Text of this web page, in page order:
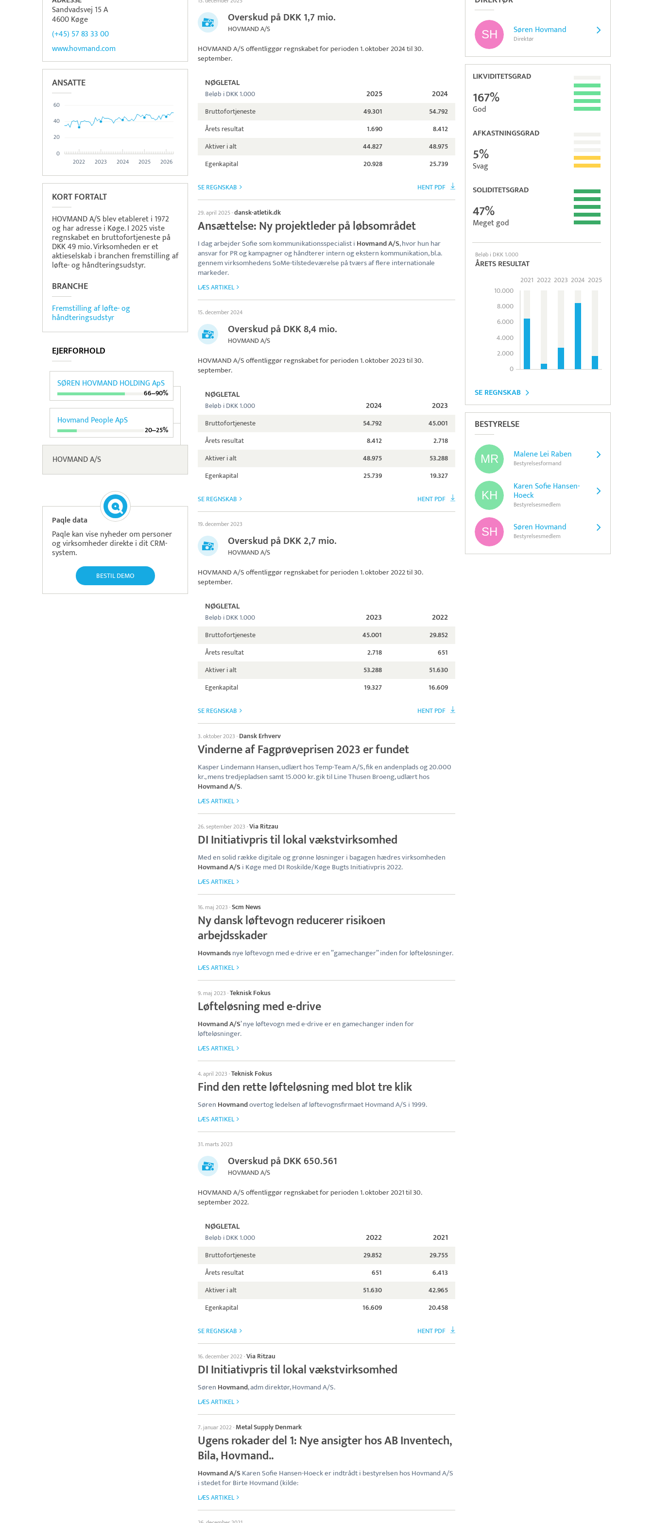
Søren Hovmand
Direktør
LIKVIDITETSGRAD
167%
God
AFKASTNINGSGRAD
5%
Svag
SOLIDITETSGRAD
47%
Meget god
Beløb i DKK 1.000
ÅRETS RESULTAT
10.000
8.000
6.000
4.000
2.000
0
2021 2022 2023 2024 2025
SE REGNSKAB
BESTYRELSE
Malene Lei Raben
Bestyrelsesformand
Karen Sofie Hansen-
Hoeck
Bestyrelsesmedlem
Søren Hovmand
Bestyrelsesmedlem
Sandvadsvej 15 A
4600 Køge
(+45) 57 83 33 00
www.hovmand.com
ANSATTE
2022 2023 2024 2025 2026
0
20
40
60
KORT FORTALT
HOVMAND A/S blev etableret i 1972
og har adresse i Køge. I 2025 viste
regnskabet en bruttofortjeneste på
DKK 49 mio. Virksomheden er et
aktieselskab i branchen fremstilling af
løfte- og håndteringsudstyr.
BRANCHE
Fremstilling af løfte- og
håndteringsudstyr
EJERFORHOLD
SØREN HOVMAND HOLDING ApS
66‒90%
Hovmand People ApS
20‒25%
HOVMAND A/S
Paqle data
Paqle kan vise nyheder om personer
og virksomheder direkte i dit CRM-
system.
BESTIL DEMO
Overskud på DKK 1,7 mio.
HOVMAND A/S
HOVMAND A/Soffentliggør regnskabet for perioden 1. oktober 2024 til 30.
september.
NØGLETAL
Beløb i DKK 1.000 2025 2024
Bruttofortjeneste 49.301
54.792
Årets resultat
1.690
8.412
Aktiver i alt
44.827
48.975
Egenkapital
20.928 25.739
SE REGNSKAB HENT PDF
29. april 2025·dansk-atletik.dk
Ansættelse: Ny projektleder på løbsområdet
I dag arbejder Sofie som kommunikationsspecialist i Hovmand A/S, hvor hun har
ansvar for PR og kampagner og håndterer intern og ekstern kommunikation, bl.a.
gennem virksomhedens SoMe-tilstedeværelse på tværs af flere internationale
markeder.
LÆS ARTIKEL
15. december 2024
Overskud på DKK 8,4 mio.
HOVMAND A/S
HOVMAND A/Soffentliggør regnskabet for perioden 1. oktober 2023 til 30.
september.
NØGLETAL
Beløb i DKK 1.000 2024 2023
Bruttofortjeneste 54.792
45.001
Årets resultat
8.412
2.718
Aktiver i alt
48.975
53.288
Egenkapital
25.739 19.327
SE REGNSKAB HENT PDF
19. december 2023
Overskud på DKK 2,7 mio.
HOVMAND A/S
HOVMAND A/Soffentliggør regnskabet for perioden 1. oktober 2022 til 30.
september.
NØGLETAL
Beløb i DKK 1.000 2023 2022
Bruttofortjeneste 45.001
29.852
Årets resultat
2.718
651
Aktiver i alt
53.288
51.630
Egenkapital
19.327 16.609
SE REGNSKAB HENT PDF
3. oktober 2023 · Dansk Erhverv
Vinderne af Fagprøveprisen 2023 er fundet
Kasper Lindemann Hansen, udlært hos Temp-Team A/S, fik en andenplads og 20.000
kr., mens tredjepladsen samt 15.000 kr. gik til Line Thusen Broeng, udlært hos
Hovmand A/S.
LÆS ARTIKEL
26. september 2023 ·Via Ritzau
DI Initiativpris til lokal vækstvirksomhed
Med en solid række digitale og grønne løsninger i bagagen hædres virksomheden
Hovmand A/Si Køge med DI Roskilde/Køge Bugts Initiativpris 2022.
LÆS ARTIKEL
16. maj 2023 ·Scm News
Ny dansk løftevogn reducerer risikoen
arbejdsskader
Hovmandsnye løftevogn med e-drive er en ”gamechanger” inden for løfteløsninger.
LÆS ARTIKEL
9. maj 2023 ·Teknisk Fokus
Løfteløsning med e-drive
Hovmand A/S’ nye løftevogn med e-drive er en gamechanger inden for
løfteløsninger.
LÆS ARTIKEL
4. april 2023 ·Teknisk Fokus
Find den rette løfteløsning med blot tre klik
Søren Hovmandovertog ledelsen af løftevognsfirmaet Hovmand A/S i 1999.
LÆS ARTIKEL
31. marts 2023
Overskud på DKK 650.561
HOVMAND A/S
HOVMAND A/Soffentliggør regnskabet for perioden 1. oktober 2021 til 30.
september 2022.
NØGLETAL
Beløb i DKK 1.000 2022 2021
Bruttofortjeneste 29.852
29.755
Årets resultat
651
6.413
Aktiver i alt
51.630
42.965
Egenkapital
16.609 20.458
SE REGNSKAB HENT PDF
16. december 2022·Via Ritzau
DI Initiativpris til lokal vækstvirksomhed
Søren Hovmand, adm direktør, Hovmand A/S.
LÆS ARTIKEL
7. januar 2022· Metal Supply Denmark
Ugens rokader del 1: Nye ansigter hos AB Inventech,
Bila, Hovmand..
Hovmand A/SKaren Sofie Hansen-Hoeck er indtrådt i bestyrelsen hos Hovmand A/S
i stedet for Birte Hovmand (kilde:
LÆS ARTIKEL